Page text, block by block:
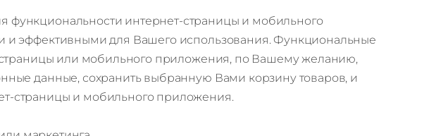
интернет-страницы и мобильного
эффективными для Вашего использования. Функциональные
или мобильного приложения, по Вашему желанию,
данные, сохранить выбранную Вами корзину товаров, и
страницы и мобильного приложения.